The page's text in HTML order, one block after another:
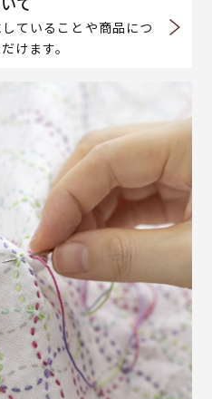
ていることや商品につ
けます。